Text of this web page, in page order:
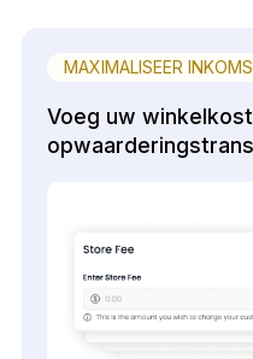
MAXIMALISEER
Voeg uw